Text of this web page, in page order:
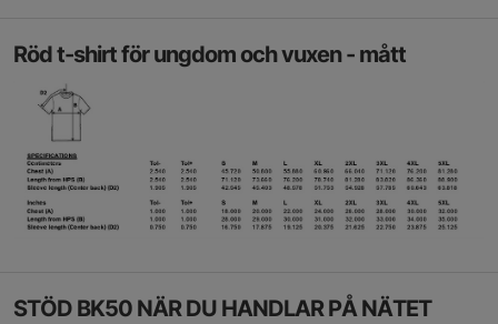
Röd t-shirt för ungdom och vuxen - mått
STÖD BK50 NÄR DU HANDLAR PÅ NÄTET